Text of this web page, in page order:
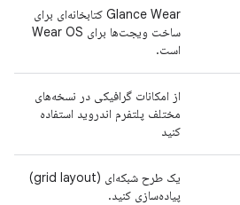
Glance Wear کتابخانه‌ای برای
ساخت ویجت‌ها برای Wear OS
است.
از امکانات گرافیکی در نسخه‌های
مختلف پلتفرم اندروید استفاده
کنید
یک طرح شبکه‌ای (grid layout)
پیاده‌سازی کنید.